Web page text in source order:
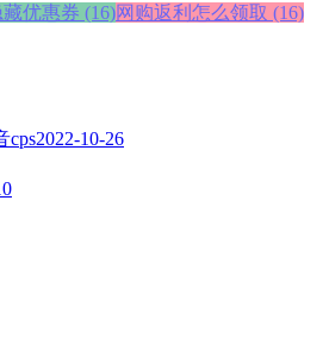
优惠券 (16)网购返利怎么领取 (16)
cps2022-10-26